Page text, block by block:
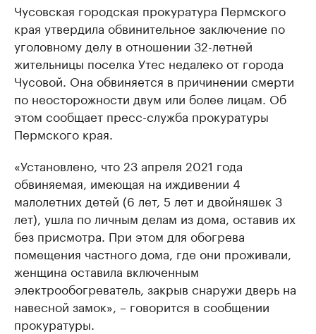
Чусовская городская прокуратура Пермского
края утвердила обвинительное заключение по
уголовному делу в отношении 32-летней
жительницы поселка Утес недалеко от города
Чусовой. Она обвиняется в причинении смерти
по неосторожности двум или более лицам. Об
этом сообщает пресс-служба прокуратуры
Пермского края.
«Установлено, что 23 апреля 2021 года
обвиняемая, имеющая на иждивении 4
малолетних детей (6 лет, 5 лет и двойняшек 3
лет), ушла по личным делам из дома, оставив их
без присмотра. При этом для обогрева
помещения частного дома, где они проживали,
женщина оставила включенным
электрообогреватель, закрыв снаружи дверь на
навесной замок», – говорится в сообщении
прокуратуры.